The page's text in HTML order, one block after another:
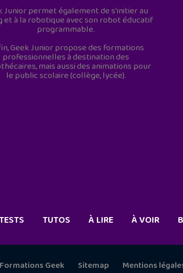
Junior permet également de s'initier au
et à la robotique avec son robot éducatif
programmable.
Geek Junior propose des formations
professionnelles à destination des
mais aussi des animations pour
le public scolaire (collège, lycée).
TUTOS À LIRE À VOIR
Formations Geek Sitemap Mentions